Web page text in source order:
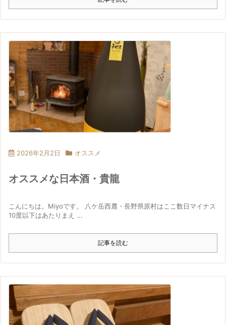
2026年2月2日 オススメ
オススメな日本酒・貴龍
こんにちは。Miyoです。 八ケ岳西麓・長野県原村はここ数日マイナス
10度以下はあたりまえ ...
記事を読む